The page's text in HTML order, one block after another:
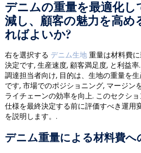
デニムの重量を最適化
減し、顧客の魅力を高め
ればよいか?
右を選択する デニム生地重量は材料費
決定です, 生産速度, 顧客満足度, と利益
調達担当者向け, 目的は、生地の重量を
です, 市場でのポジショニング, マージン
ライチェーンの効率を向上. このセクシ
仕様を最終決定する前に評価すべき運用
を説明します。.
デニム重量による材料費へ